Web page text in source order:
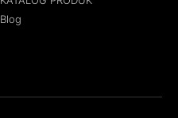
Blog